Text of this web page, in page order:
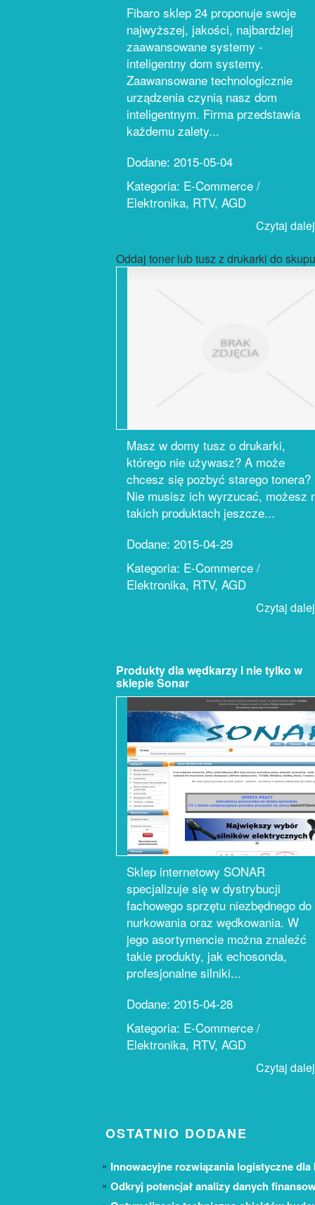
Fibaro sklep 24 proponuje swoje
najwyższej, jakości, najbardziej
zaawansowane systemy -
inteligentny dom systemy.
Zaawansowane technologicznie
urządzenia czynią nasz dom
inteligentnym. Firma przedstawia
każdemu zalety...
Dodane: 2015-05-04
Kategoria: E-Commerce /
Elektronika, RTV, AGD
Czytaj
Oddaj toner lub tusz z drukarki do skupu
Masz w domy tusz o drukarki,
którego nie używasz? A może
chcesz się pozbyć starego tonera?
Nie musisz ich wyrzucać, możesz
takich produktach jeszcze...
Dodane: 2015-04-29
Kategoria: E-Commerce /
Elektronika, RTV, AGD
Czytaj
Produkty dla wędkarzy i nie tylko w
sklepie Sonar
Sklep internetowy SONAR
specjalizuje się w dystrybucji
fachowego sprzętu niezbędnego do
nurkowania oraz wędkowania. W
jego asortymencie można znaleźć
takie produkty, jak echosonda,
profesjonalne silniki...
Dodane: 2015-04-28
Kategoria: E-Commerce /
Elektronika, RTV, AGD
Czytaj
OSTATNIO DODANE
Innowacyjne rozwiązania logistyczne dla
Odkryj potencjał analizy danych